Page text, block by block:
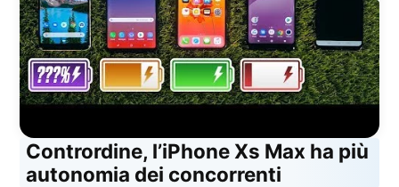
Contrordine, l’iPhone Xs Max ha più
autonomia dei concorrenti